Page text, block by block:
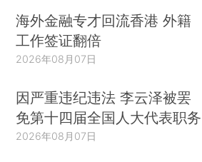
海外金融专才回流香港 外籍
工作签证翻倍
2026年08月07日
因严重违纪违法 李云泽被罢
免第十四届全国人大代表职务
2026年08月07日